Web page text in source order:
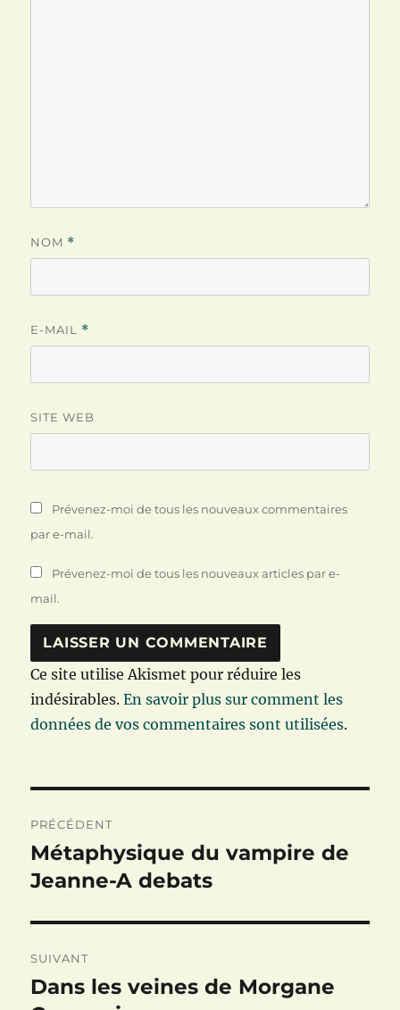
NOM *
E-MAIL *
SITE WEB
Prévenez-moi de tous les nouveaux commentaires
par e-mail.
Prévenez-moi de tous les nouveaux articles par e-
mail.
Ce site utilise Akismet pour réduire les
indésirables.En savoir plus sur comment les
données de vos commentaires sont utilisées.
de
l’article
PRÉCÉDENT
Publication
précédente :
Métaphysique du vampire de
Jeanne-A debats
SUIVANT
Publication
Dans les veines de Morgane